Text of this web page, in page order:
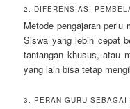
2. DIFERENSIASI
Metode pengajaran perlu
Siswa yang lebih cepat
tantangan khusus, atau
yang lain bisa tetap
3. PERAN GURU SEBAGAI